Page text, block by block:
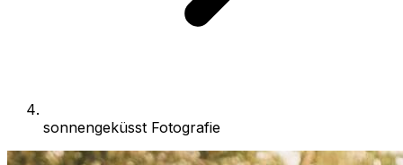
sonnengeküsst Fotografie